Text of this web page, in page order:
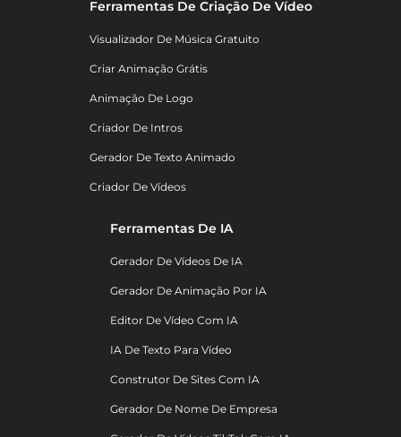
Ferramentas De Criação De Vídeo
Visualizador De Música Gratuito
Criar Animação Grátis
Animação De Logo
Criador De Intros
Gerador De Texto Animado
Criador De Vídeos
Ferramentas De IA
Gerador De Vídeos De IA
Gerador De Animação Por IA
Editor De Vídeo Com IA
IA De Texto Para Vídeo
Construtor De Sites Com IA
Gerador De Nome De Empresa